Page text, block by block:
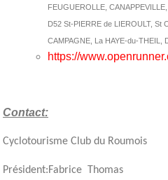
FEUGUEROLLE,
D52 St-PIERRE de LIEROULT, St
CAMPAGNE, La HAYE-du-THEIL,
https://
Contact:
Cyclotourisme Club du Roumois
Président:Fabrice Thomas